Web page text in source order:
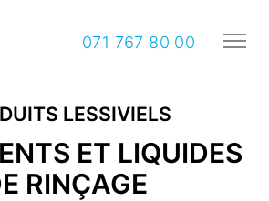
071 767 80 00
LESSIVIELS
ET LIQUIDES
RINÇAGE